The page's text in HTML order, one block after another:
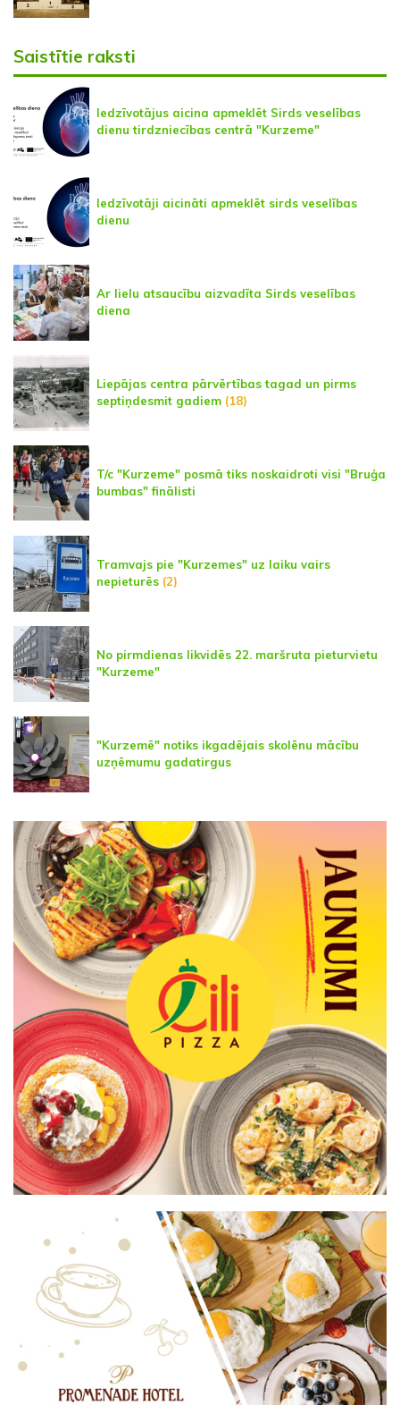
Saistītie raksti
Iedzīvotājus aicina apmeklēt Sirds veselības
dienu tirdzniecības centrā "Kurzeme"
Iedzīvotāji aicināti apmeklēt sirds veselības
dienu
Ar lielu atsaucību aizvadīta Sirds veselības
diena
Liepājas centra pārvērtības tagad un pirms
septiņdesmit gadiem (18)
T/c "Kurzeme" posmā tiks noskaidroti visi "Bruģa
bumbas" finālisti
Tramvajs pie "Kurzemes" uz laiku vairs
nepieturēs (2)
No pirmdienas likvidēs 22. maršruta pieturvietu
"Kurzeme"
"Kurzemē" notiks ikgadējais skolēnu mācību
uzņēmumu gadatirgus